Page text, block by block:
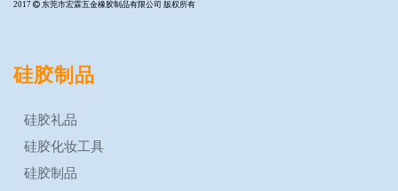
2017  东莞市宏霖五金橡胶制品有限公司 版权所有
硅胶制品
硅胶礼品
硅胶化妆工具
硅胶制品